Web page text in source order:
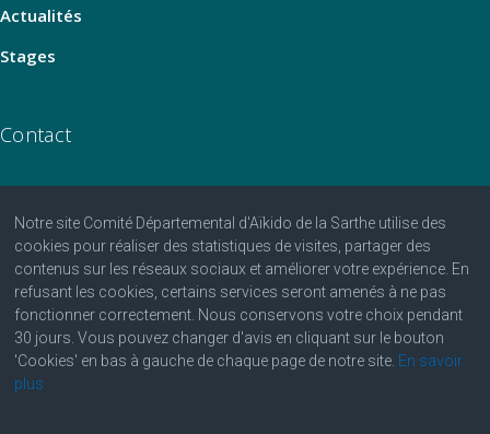
Notre site Comité Départemental d'Aïkido de la Sarthe utilise des
cookies pour réaliser des statistiques de visites, partager des
contenus sur les réseaux sociaux et améliorer votre expérience. En
refusant les cookies, certains services seront amenés à ne pas
fonctionner correctement. Nous conservons votre choix pendant
30 jours. Vous pouvez changer d'avis en cliquant sur le bouton
'Cookies' en bas à gauche de chaque page de notre site. En savoir
plus
Actualités
Stages
Contact
06 07 25 25 81
contact@aikido-sarthe.fr
Fédération Française d'Aïkido et de Budo